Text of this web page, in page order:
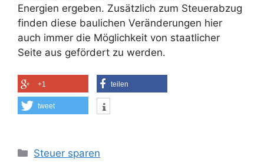
Energien ergeben. Zusätzlich zum Steuerabzug
finden diese baulichen Veränderungen hier
auch immer die Möglichkeit von staatlicher
Seite aus gefördert zu werden.
+1 teilen
tweet
Kategorien
Steuer sparen